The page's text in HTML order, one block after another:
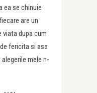
ea se chinuie
are un
dupa cum
fericita si asa
mele n-